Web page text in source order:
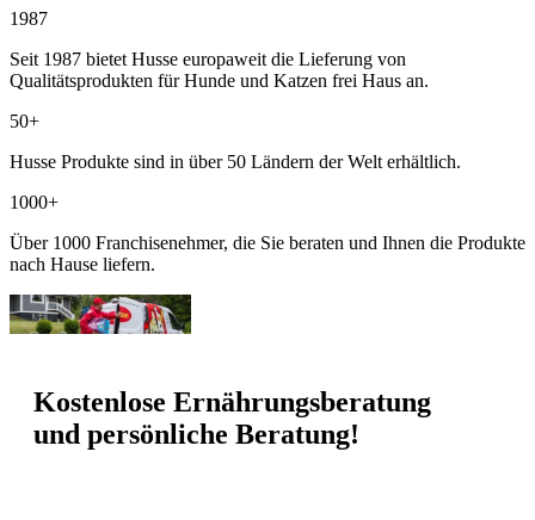
1987
Seit 1987 bietet Husse europaweit die Lieferung von
Qualitätsprodukten für Hunde und Katzen frei Haus an.
50+
Husse Produkte sind in über 50 Ländern der Welt erhältlich.
1000+
Über 1000 Franchisenehmer, die Sie beraten und Ihnen die Produkte
nach Hause liefern.
Kostenlose Ernährungsberatung
und persönliche Beratung!